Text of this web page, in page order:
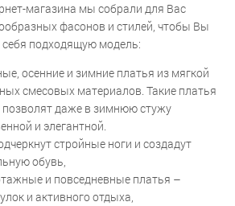
магазина мы собрали для Вас
фасонов и стилей, чтобы Вы
подходящую модель:
осенние и зимние платья из мягкой
смесовых материалов. Такие платья
позволят даже в зимнюю стужу
и элегантной.
стройные ноги и создадут
обувь,
и повседневные платья –
и активного отдыха,